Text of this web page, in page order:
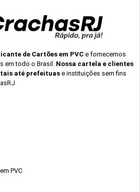
de Cartões em PVC e fornecemos
em todo o Brasil. Nossa cartela e clientes
até prefeituas e instituições sem fins
PVC